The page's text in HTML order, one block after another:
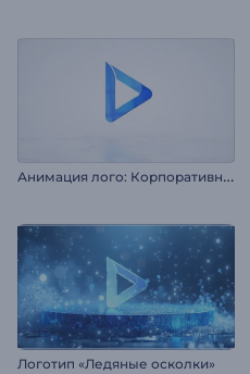
А
нимация лого: Корпоративный глянец
Логотип «Ледяные осколки»